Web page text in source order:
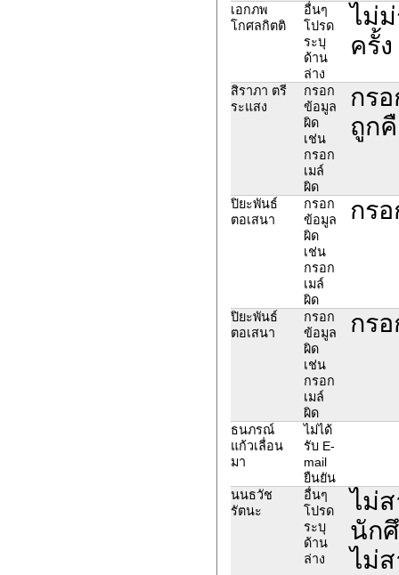
เอกภพ
โกศลกิตติ
อื่นๆ
โปรด
ระบุ
ด้าน
ล่าง
ไม่
ครั้
สิราภา ตรี
ระแสง
กรอก
ข้อมูล
ผิด
เช่น
กรอก
เมล์
ผิด
กร
ถูก
ปิยะพันธ์
ตอเสนา
กรอก
ข้อมูล
ผิด
เช่น
กรอก
เมล์
ผิด
กร
ปิยะพันธ์
ตอเสนา
กรอก
ข้อมูล
ผิด
เช่น
กรอก
เมล์
ผิด
กร
ธนภรณ์
แก้วเลื่อน
มา
ไม่ได้
รับ E-
mail
ยืนยัน
นนธวัช
รัตนะ
อื่นๆ
โปรด
ระบุ
ด้าน
ล่าง
ไม่
นัก
ไม่